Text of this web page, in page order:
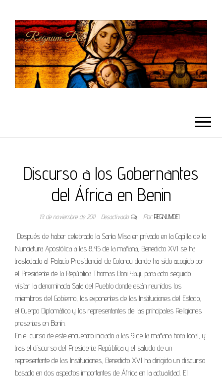
Discurso a los Gobernantes
del África en Benin
19 de noviembre de 2011 Desactivado Por REGNUMDEI
Después de haber celebrado la Santa Misa en privado en la Capilla de la
Nunciatura Apostólica a las 8,45 de la mañana, Benedicto XVI se ha
trasladado al Palacio Presidencial de Cotonou donde ha sido acogido por
el Presidente de la República Thomas Boni Yayi, para acto seguido
visitar la denominada Sala del Pueblo donde están reunidos los
miembros del Gobierno, los exponentes de las Instituciones del Estado,
el Cuerpo Diplomático y los representantes de las principales Religiones
presentes en Benín.
En el curso de este encuentro iniciado a las 9 de la mañana hora local, y
tras el discurso del Presidente República y el saludo de un
representante de las Instituciones, Benedicto XVI ha dirigido un discurso
basado en dos aspectos importantes de África en la actualidad. El